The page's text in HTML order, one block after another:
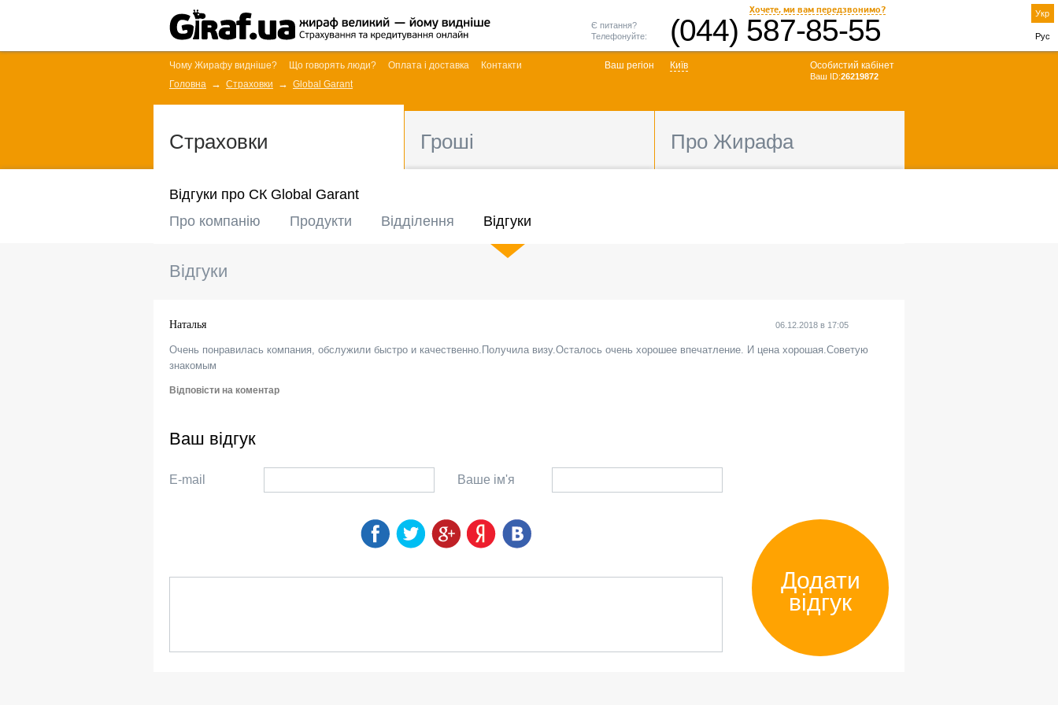
Хочете, ми вам передзвонимо?
(044) 587-85-55
Є питання?
Телефонуйте:
Чому Жирафу видніше? Що говорять люди? Оплата і доставка
Контакти
Головна
Страховки Global Garant
Особистий кабінет
Ваш ID:26219872
Ваш регіон Київ
Укр
Рус
Страховки Гроші Про Жирафа
Відгуки про СК Global Garant
Про компанію
Продукти Відділення Відгуки
Відгуки
Наталья 06.12.2018 в 17:05
Очень понравилась компания, обслужили быстро и качественно.Получила визу.Осталось очень хорошее впечатление. И цена хорошая.Советую
знакомым
Відповісти на коментар
Ваш відгук
Додати
відгук
E-mail Ваше ім'я